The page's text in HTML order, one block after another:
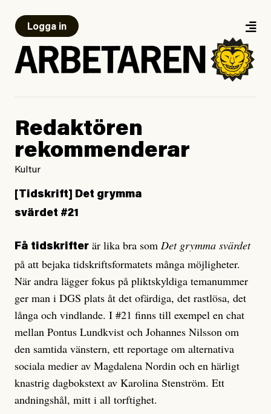
Logga in
Redaktören
rekommenderar
Kultur
[Tidskrift] Det grymma
svärdet #21
Få tidskrifter är lika bra som Det grymma svärdet
på att bejaka tidskriftsformatets många möjligheter.
När andra lägger fokus på pliktskyldiga temanummer
ger man i DGS plats åt det ofärdiga, det rastlösa, det
långa och vindlande. I #21 finns till exempel en chat
mellan Pontus Lundkvist och Johannes Nilsson om
den samtida vänstern, ett reportage om alternativa
sociala medier av Magdalena Nordin och en härligt
knastrig dagbokstext av Karolina Stenström. Ett
andningshål, mitt i all torftighet.